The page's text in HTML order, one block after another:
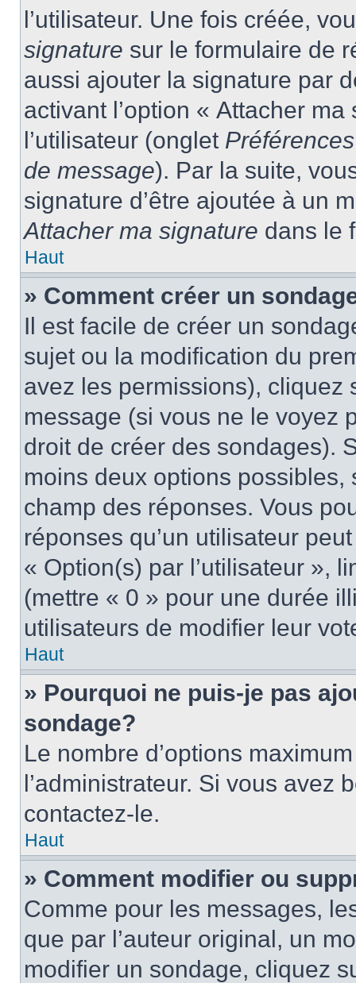
l’utilisateur. Une fois créée,
signature sur le formulaire de
aussi ajouter la signature par
activant l’option « Attacher
l’utilisateur (onglet
de message). Par la suite,
signature d’être ajoutée à un
Attacher ma signature dans le
Haut
» Comment créer un
Il est facile de créer un
sujet ou la modification du
avez les permissions), cliquez
message (si vous ne le voyez
droit de créer des sondages).
moins deux options
champ des réponses. Vous
réponses qu’un utilisateur
« Option(s) par l’utilisateur »,
(mettre « 0 » pour une durée
utilisateurs de modifier leur
Haut
» Pourquoi ne puis-je pas
sondage?
Le nombre d’options
l’administrateur. Si vous avez
contactez-le.
Haut
» Comment modifier ou
Comme pour les messages,
que par l’auteur original, un
modifier un sondage, cliquez